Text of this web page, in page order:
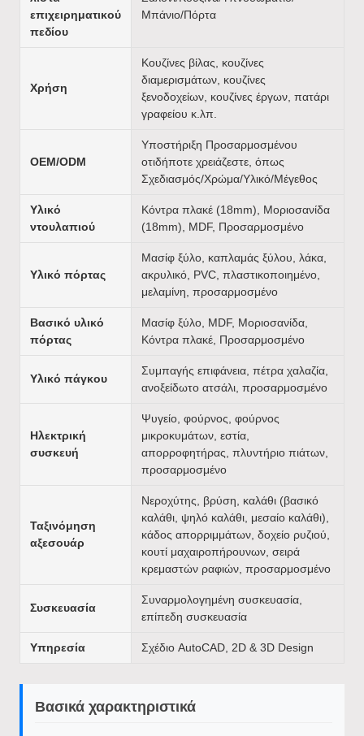
επιχειρηματικού
πεδίου
Μπάνιο/Πόρτα
Χρήση
Κουζίνες βίλας, κουζίνες
διαμερισμάτων, κουζίνες
ξενοδοχείων, κουζίνες έργων, πατάρι
γραφείου κ.λπ.
OEM/ODM
Υποστήριξη Προσαρμοσμένου
οτιδήποτε χρειάζεστε, όπως
Σχεδιασμός/Χρώμα/Υλικό/Μέγεθος
Υλικό
ντουλαπιού
Κόντρα πλακέ (18mm), Μοριοσανίδα
(18mm), MDF, Προσαρμοσμένο
Υλικό πόρτας
Μασίφ ξύλο, καπλαμάς ξύλου, λάκα,
ακρυλικό, PVC, πλαστικοποιημένο,
μελαμίνη, προσαρμοσμένο
Βασικό υλικό
πόρτας
Μασίφ ξύλο, MDF, Μοριοσανίδα,
Κόντρα πλακέ, Προσαρμοσμένο
Υλικό πάγκου
Συμπαγής επιφάνεια, πέτρα χαλαζία,
ανοξείδωτο ατσάλι, προσαρμοσμένο
Ηλεκτρική
συσκευή
Ψυγείο, φούρνος, φούρνος
μικροκυμάτων, εστία,
απορροφητήρας, πλυντήριο πιάτων,
προσαρμοσμένο
Ταξινόμηση
αξεσουάρ
Νεροχύτης, βρύση, καλάθι (βασικό
καλάθι, ψηλό καλάθι, μεσαίο καλάθι),
κάδος απορριμμάτων, δοχείο ρυζιού,
κουτί μαχαιροπήρουνων, σειρά
κρεμαστών ραφιών, προσαρμοσμένο
Συσκευασία
Συναρμολογημένη συσκευασία,
επίπεδη συσκευασία
Υπηρεσία Σχέδιο AutoCAD, 2D & 3D Design
Βασικά χαρακτηριστικά